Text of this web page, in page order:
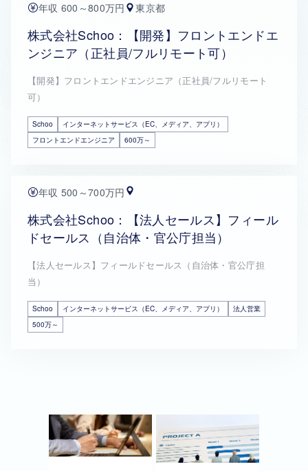
年収 600～800万円 東京都
株式会社Schoo：【開発】フロントエンドエ
ンジニア（正社員/フルリモート可）
【開発】フロントエンドエンジニア（正社員/フルリモート
可）
Schoo
インターネットサービス（EC、メディア、アプリ）
フロントエンドエンジニア
600万～
年収 500～700万円
株式会社Schoo：【法人セールス】フィール
ドセールス（自治体・官公庁担当）
【法人セールス】フィールドセールス（自治体・官公庁担
当）
Schoo インターネットサービス（EC、メディア、アプリ）
法人営業
500万～